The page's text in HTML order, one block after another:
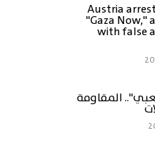
Austria
"Gaza Now,"
with false
المقاومة